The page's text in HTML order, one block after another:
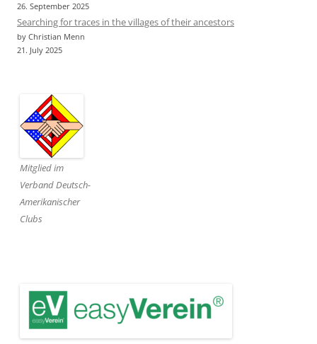
26. September 2025
Searching for traces in the villages of their ancestors
by Christian Menn
21. July 2025
Mitglied im
Verband Deutsch-
Amerikanischer
Clubs